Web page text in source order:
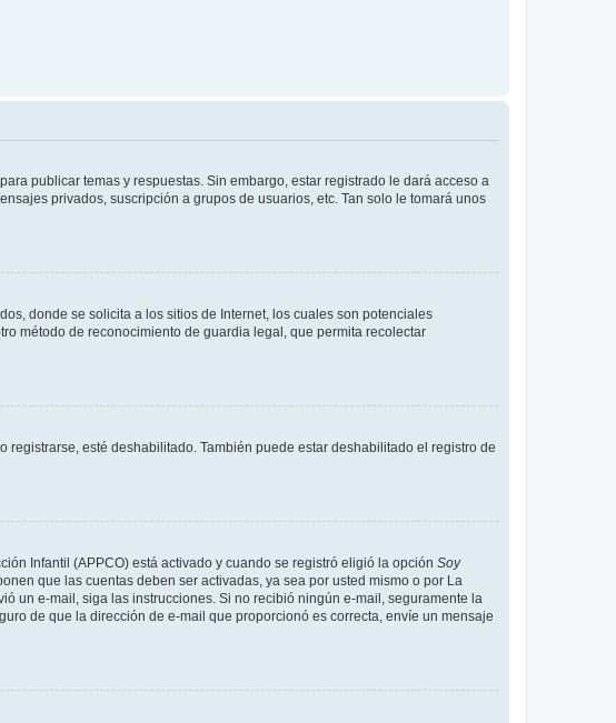
publicar temas y respuestas. Sin embargo, estar registrado le dará acceso a
privados, suscripción a grupos de usuarios, etc. Tan solo le tomará unos
donde se solicita a los sitios de Internet, los cuales son potenciales
método de reconocimiento de guardia legal, que permita recolectar
esté deshabilitado. También puede estar deshabilitado el registro de
Infantil (APPCO) está activado y cuando se registró eligió la opción Soy
que las cuentas deben ser activadas, ya sea por usted mismo o por La
un e-mail, siga las instrucciones. Si no recibió ningún e-mail, seguramente la
de que la dirección de e-mail que proporcionó es correcta, envíe un mensaje